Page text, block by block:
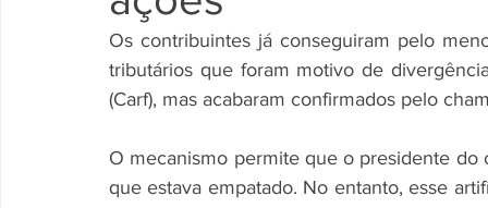
Os contribuintes já conseguiram pelo
tributários que foram motivo de
(Carf), mas acabaram confirmados pelo
O mecanismo permite que o presidente
que estava empatado. No entanto, esse